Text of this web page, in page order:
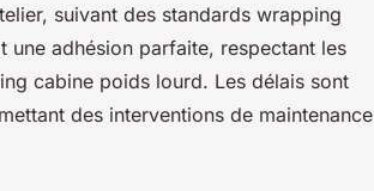
suivant des standards wrapping
une adhésion parfaite, respectant les
cabine poids lourd. Les délais sont
des interventions de maintenance